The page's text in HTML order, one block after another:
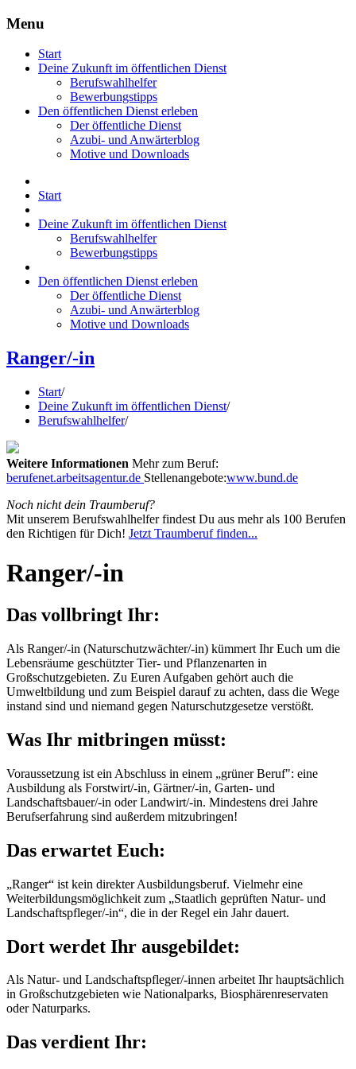
Menu
Start
Deine Zukunft im öffentlichen Dienst
Berufswahlhelfer
Bewerbungstipps
Den öffentlichen Dienst erleben
Der öffentliche Dienst
Azubi- und Anwärterblog
Motive und Downloads
Start
Deine Zukunft im öffentlichen Dienst
Berufswahlhelfer
Bewerbungstipps
Den öffentlichen Dienst erleben
Der öffentliche Dienst
Azubi- und Anwärterblog
Motive und Downloads
Ranger/-in
Start/
Deine Zukunft im öffentlichen Dienst/
Berufswahlhelfer/
Weitere Informationen Mehr zum Beruf:
berufenet.arbeitsagentur.de Stellenangebote:www.bund.de
Noch nicht dein Traumberuf?
Mit unserem Berufswahlhelfer findest Du aus mehr als 100 Berufen
den Richtigen für Dich! Jetzt Traumberuf finden...
Ranger/-in
Das vollbringt Ihr:
Als Ranger/-in (Naturschutzwächter/-in) kümmert Ihr Euch um die
Lebensräume geschützter Tier- und Pflanzenarten in
Großschutzgebieten. Zu Euren Aufgaben gehört auch die
Umweltbildung und zum Beispiel darauf zu achten, dass die Wege
instand sind und niemand gegen Naturschutzgesetze verstößt.
Was Ihr mitbringen müsst:
Voraussetzung ist ein Abschluss in einem „grüner Beruf": eine
Ausbildung als Forstwirt/-in, Gärtner/-in, Garten- und
Landschaftsbauer/-in oder Landwirt/-in. Mindestens drei Jahre
Berufserfahrung sind außerdem mitzubringen!
Das erwartet Euch:
„Ranger“ ist kein direkter Ausbildungsberuf. Vielmehr eine
Weiterbildungsmöglichkeit zum „Staatlich geprüften Natur- und
Landschaftspfleger/-in“, die in der Regel ein Jahr dauert.
Dort werdet Ihr ausgebildet:
Als Natur- und Landschaftspfleger/-innen arbeitet Ihr hauptsächlich
in Großschutzgebieten wie Nationalparks, Biosphärenreservaten
oder Naturparks.
Das verdient Ihr: